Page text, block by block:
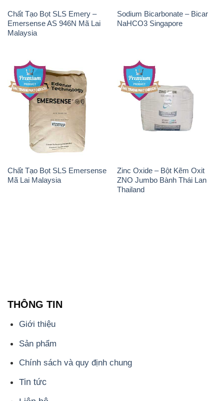
Chất Tạo Bọt SLS Emery –
Emersense AS 946N Mã Lai
Malaysia
Sodium Bicarbonate – Bicar
NaHCO3 Singapore
Chất Tạo Bọt SLS Emersense
Mã Lai Malaysia
Zinc Oxide – Bột Kẽm Oxit
ZNO Jumbo Bành Thái Lan
Thailand
THÔNG TIN
Giới thiệu
Sản phẩm
Chính sách và quy định chung
Tin tức